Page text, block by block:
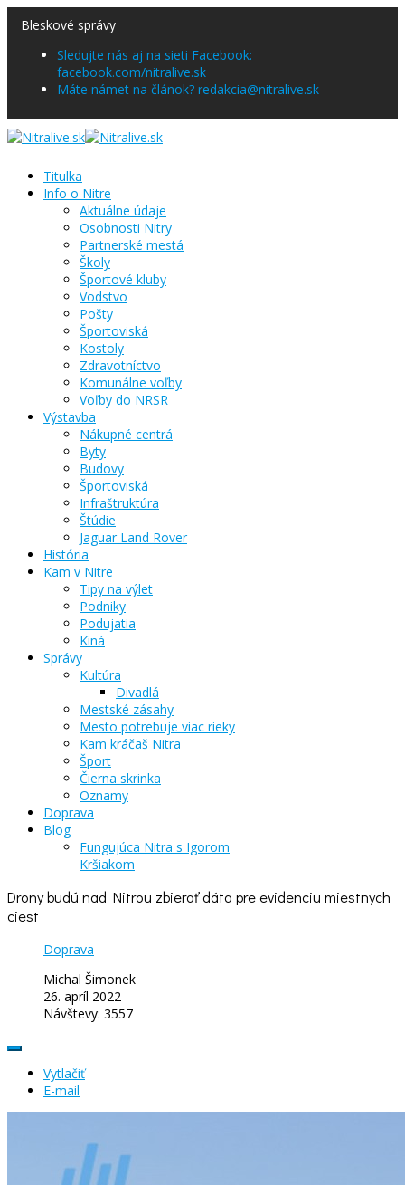
Bleskové správy
Sledujte nás aj na sieti Facebook:
facebook.com/nitralive.sk
Máte námet na článok? redakcia@nitralive.sk
Titulka
Info o Nitre
Aktuálne údaje
Osobnosti Nitry
Partnerské mestá
Školy
Športové kluby
Vodstvo
Pošty
Športoviská
Kostoly
Zdravotníctvo
Komunálne voľby
Voľby do NRSR
Výstavba
Nákupné centrá
Byty
Budovy
Športoviská
Infraštruktúra
Štúdie
Jaguar Land Rover
História
Kam v Nitre
Tipy na výlet
Podniky
Podujatia
Kiná
Správy
Kultúra
Divadlá
Mestské zásahy
Mesto potrebuje viac rieky
Kam kráčaš Nitra
Šport
Čierna skrinka
Oznamy
Doprava
Blog
Fungujúca Nitra s Igorom
Kršiakom
Drony budú nad Nitrou zbierať dáta pre evidenciu miestnych
ciest
Doprava
Michal Šimonek
26. apríl 2022
Návštevy: 3557
Vytlačiť
E-mail